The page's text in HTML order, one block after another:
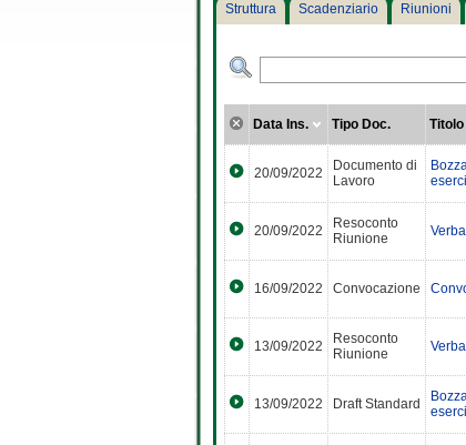
Struttura Scadenziario Riunioni
Data Ins. Tipo Doc. Titolo
20/09/2022
Documento di
Lavoro
20/09/2022
Resoconto
Riunione
16/09/2022 Convocazione
13/09/2022
Resoconto
Riunione
13/09/2022 Draft Standard